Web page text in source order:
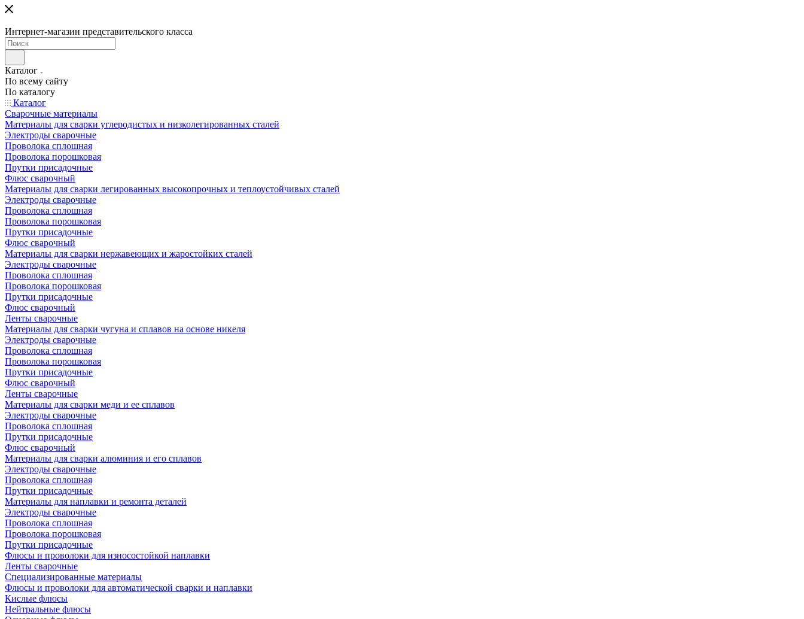
Интернет-магазин представительского класса
Каталог
По всему сайту
По каталогу
Каталог
Сварочные материалы
Материалы для сварки углеродистых и низколегированных сталей
Электроды сварочные
Проволока сплошная
Проволока порошковая
Прутки присадочные
Флюс сварочный
Материалы для сварки легированных высокопрочных и теплоустойчивых сталей
Электроды сварочные
Проволока сплошная
Проволока порошковая
Прутки присадочные
Флюс сварочный
Материалы для сварки нержавеющих и жаростойких сталей
Электроды сварочные
Проволока сплошная
Проволока порошковая
Прутки присадочные
Флюс сварочный
Ленты сварочные
Материалы для сварки чугуна и сплавов на основе никеля
Электроды сварочные
Проволока сплошная
Проволока порошковая
Прутки присадочные
Флюс сварочный
Ленты сварочные
Материалы для сварки меди и ее сплавов
Электроды сварочные
Проволока сплошная
Прутки присадочные
Флюс сварочный
Материалы для сварки алюминия и его сплавов
Электроды сварочные
Проволока сплошная
Прутки присадочные
Материалы для наплавки и ремонта деталей
Электроды сварочные
Проволока сплошная
Проволока порошковая
Прутки присадочные
Флюсы и проволоки для износостойкой наплавки
Ленты сварочные
Специализированные материалы
Флюсы и проволоки для автоматической сварки и наплавки
Кислые флюсы
Нейтральные флюсы